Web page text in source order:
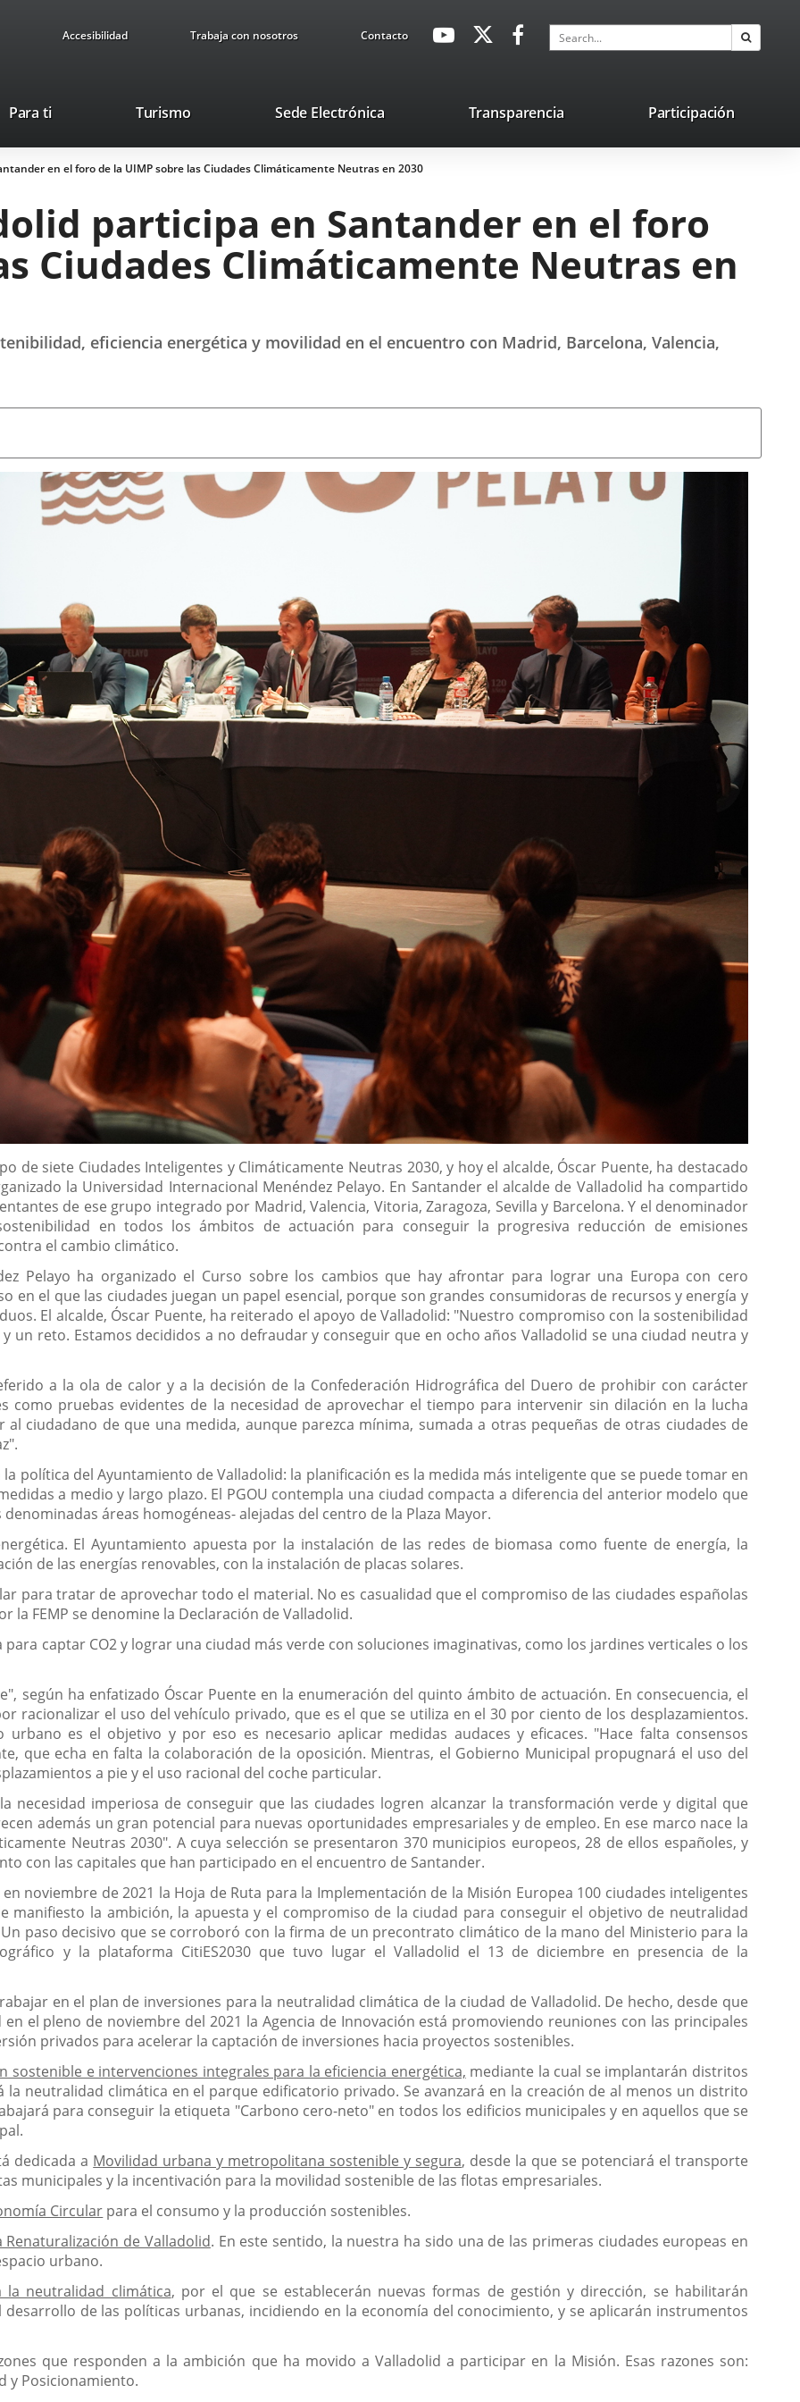
Accesibilidad Trabaja con nosotros ContactoavaHeaderSocial
Link
Link
application.
application.
Search
Para ti TurismoThis
will
open
pop-
window.
Sede ElectrónicaLink
external
application.
Transparencia Participación
en el foro de la UIMP sobre las Ciudades Climáticamente Neutras en 2030
participa en Santander en el foro
Ciudades Climáticamente Neutras en
eficiencia energética y movilidad en el encuentro con Madrid, Barcelona, Valencia,
de siete Ciudades Inteligentes y Climáticamente Neutras 2030, y hoy el alcalde, Óscar Puente, ha destacado
la Universidad Internacional Menéndez Pelayo. En Santander el alcalde de Valladolid ha compartido
de ese grupo integrado por Madrid, Valencia, Vitoria, Zaragoza, Sevilla y Barcelona. Y el denominador
en todos los ámbitos de actuación para conseguir la progresiva reducción de emisiones
el cambio climático.
Pelayo ha organizado el Curso sobre los cambios que hay afrontar para lograr una Europa con cero
en el que las ciudades juegan un papel esencial, porque son grandes consumidoras de recursos y energía y
El alcalde, Óscar Puente, ha reiterado el apoyo de Valladolid: "Nuestro compromiso con la sostenibilidad
un reto. Estamos decididos a no defraudar y conseguir que en ocho años Valladolid se una ciudad neutra y
a la ola de calor y a la decisión de la Confederación Hidrográfica del Duero de prohibir con carácter
como pruebas evidentes de la necesidad de aprovechar el tiempo para intervenir sin dilación en la lucha
al ciudadano de que una medida, aunque parezca mínima, sumada a otras pequeñas de otras ciudades de
la política del Ayuntamiento de Valladolid: la planificación es la medida más inteligente que se puede tomar en
a medio y largo plazo. El PGOU contempla una ciudad compacta a diferencia del anterior modelo que
áreas homogéneas- alejadas del centro de la Plaza Mayor.
El Ayuntamiento apuesta por la instalación de las redes de biomasa como fuente de energía, la
de las energías renovables, con la instalación de placas solares.
para tratar de aprovechar todo el material. No es casualidad que el compromiso de las ciudades españolas
FEMP se denomine la Declaración de Valladolid.
captar CO2 y lograr una ciudad más verde con soluciones imaginativas, como los jardines verticales o los
según ha enfatizado Óscar Puente en la enumeración del quinto ámbito de actuación. En consecuencia, el
racionalizar el uso del vehículo privado, que es el que se utiliza en el 30 por ciento de los desplazamientos.
es el objetivo y por eso es necesario aplicar medidas audaces y eficaces. "Hace falta consensos
que echa en falta la colaboración de la oposición. Mientras, el Gobierno Municipal propugnará el uso del
a pie y el uso racional del coche particular.
necesidad imperiosa de conseguir que las ciudades logren alcanzar la transformación verde y digital que
además un gran potencial para nuevas oportunidades empresariales y de empleo. En ese marco nace la
Neutras 2030". A cuya selección se presentaron 370 municipios europeos, 28 de ellos españoles, y
con las capitales que han participado en el encuentro de Santander.
noviembre de 2021 la Hoja de Ruta para la Implementación de la Misión Europea 100 ciudades inteligentes
manifiesto la ambición, la apuesta y el compromiso de la ciudad para conseguir el objetivo de neutralidad
paso decisivo que se corroboró con la firma de un precontrato climático de la mano del Ministerio para la
y la plataforma CitiES2030 que tuvo lugar el Valladolid el 13 de diciembre en presencia de la
en el plan de inversiones para la neutralidad climática de la ciudad de Valladolid. De hecho, desde que
el pleno de noviembre del 2021 la Agencia de Innovación está promoviendo reuniones con las principales
privados para acelerar la captación de inversiones hacia proyectos sostenibles.
sostenible e intervenciones integrales para la eficiencia energética, mediante la cual se implantarán distritos
neutralidad climática en el parque edificatorio privado. Se avanzará en la creación de al menos un distrito
para conseguir la etiqueta "Carbono cero-neto" en todos los edificios municipales y en aquellos que se
dedicada a Movilidad urbana y metropolitana sostenible y segura, desde la que se potenciará el transporte
municipales y la incentivación para la movilidad sostenible de las flotas empresariales.
Circular para el consumo y la producción sostenibles.
Renaturalización de Valladolid. En este sentido, la nuestra ha sido una de las primeras ciudades europeas en
urbano.
la neutralidad climática, por el que se establecerán nuevas formas de gestión y dirección, se habilitarán
de las políticas urbanas, incidiendo en la economía del conocimiento, y se aplicarán instrumentos
que responden a la ambición que ha movido a Valladolid a participar en la Misión. Esas razones son:
y Posicionamiento.